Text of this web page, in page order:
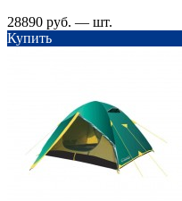
28890 руб. — шт.
Купить